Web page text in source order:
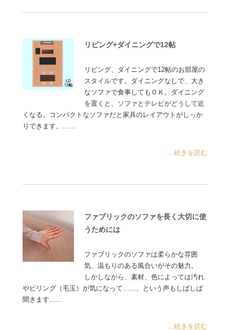
リビング+ダイニングで12帖
リビング、ダイニングで12帖のお部屋の
スタイルです。ダイニングなしで、大き
なソファで食事してもＯＫ。ダイニング
を置くと、ソファとテレビがどうして近
くなる。コンパクトなソファだと家具のレイアウトがしっか
りできます。……
...続きを読む
ファブリックのソファを長く大切に使
うためには
ファブリックのソファは柔らかな雰囲
気、温もりのある風合いがその魅力。
しかしながら、素材、色によっては汚れ
やピリング（毛玉）が気になって……、という声もしばしば
聞きます……
...続きを読む